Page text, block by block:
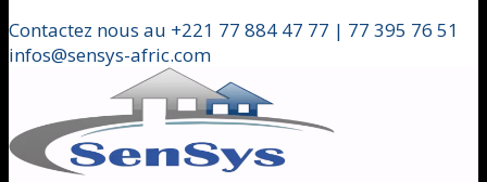
Contactez nous au +221 77 884 47 77 | 77 395 76 51
infos@sensys-afric.com